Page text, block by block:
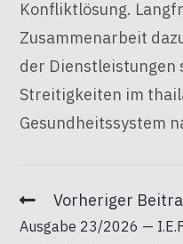
Konfliktlösung.
Zusammenarbeit
der Dienstleistungen
Streitigkeiten im
Gesundheitssystem
Vorheriger
Ausgabe 23/2026 —